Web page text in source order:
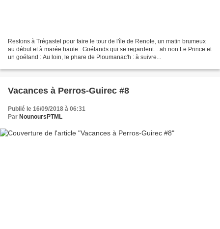
Restons à Trégastel pour faire le tour de l'île de Renote, un matin brumeux
au début et à marée haute : Goélands qui se regardent... ah non Le Prince et
un goéland : Au loin, le phare de Ploumanac'h : à suivre...
Vacances à Perros-Guirec #8
Publié le 16/09/2018 à 06:31
Par NounoursPTML